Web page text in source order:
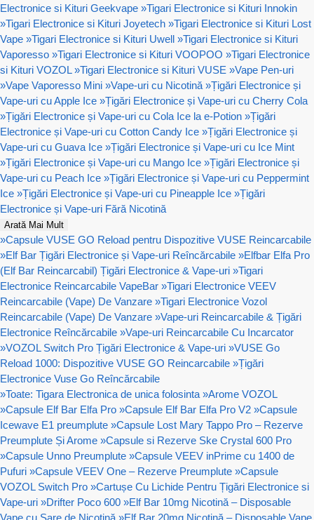
Electronice si Kituri Geekvape »Tigari Electronice si Kituri Innokin
»Tigari Electronice si Kituri Joyetech »Tigari Electronice si Kituri Lost
Vape »Tigari Electronice si Kituri Uwell »Tigari Electronice si Kituri
Vaporesso »Tigari Electronice si Kituri VOOPOO »Tigari Electronice
si Kituri VOZOL »Tigari Electronice si Kituri VUSE »Vape Pen-uri
»Vape Vaporesso Mini »Vape-uri cu Nicotină »Țigări Electronice și
Vape-uri cu Apple Ice »Țigări Electronice și Vape-uri cu Cherry Cola
»Țigări Electronice și Vape-uri cu Cola Ice la e-Potion »Țigări
Electronice și Vape-uri cu Cotton Candy Ice »Țigări Electronice și
Vape-uri cu Guava Ice »Țigări Electronice și Vape-uri cu Ice Mint
»Țigări Electronice și Vape-uri cu Mango Ice »Țigări Electronice și
Vape-uri cu Peach Ice »Țigări Electronice și Vape-uri cu Peppermint
Ice »Țigări Electronice și Vape-uri cu Pineapple Ice »Țigări
Electronice și Vape-uri Fără Nicotină
Arată Mai Mult
»Capsule VUSE GO Reload pentru Dispozitive VUSE Reincarcabile
»Elf Bar Țigări Electronice și Vape-uri Reîncărcabile »Elfbar Elfa Pro
(Elf Bar Reincarcabil) Țigări Electronice & Vape-uri »Tigari
Electronice Reincarcabile VapeBar »Tigari Electronice VEEV
Reincarcabile (Vape) De Vanzare »Tigari Electronice Vozol
Reincarcabile (Vape) De Vanzare »Vape-uri Reincarcabile & Țigări
Electronice Reîncărcabile »Vape-uri Reincarcabile Cu Incarcator
»VOZOL Switch Pro Țigări Electronice & Vape-uri »VUSE Go
Reload 1000: Dispozitive VUSE GO Reincarcabile »Țigări
Electronice Vuse Go Reîncărcabile
»Toate: Tigara Electronica de unica folosinta »Arome VOZOL
»Capsule Elf Bar Elfa Pro »Capsule Elf Bar Elfa Pro V2 »Capsule
Icewave E1 preumplute »Capsule Lost Mary Tappo Pro – Rezerve
Preumplute Și Arome »Capsule si Rezerve Ske Crystal 600 Pro
»Capsule Unno Preumplute »Capsule VEEV inPrime cu 1400 de
Pufuri »Capsule VEEV One – Rezerve Preumplute »Capsule
VOZOL Switch Pro »Cartușe Cu Lichide Pentru Țigări Electronice si
Vape-uri »Drifter Poco 600 »Elf Bar 10mg Nicotină – Disposable